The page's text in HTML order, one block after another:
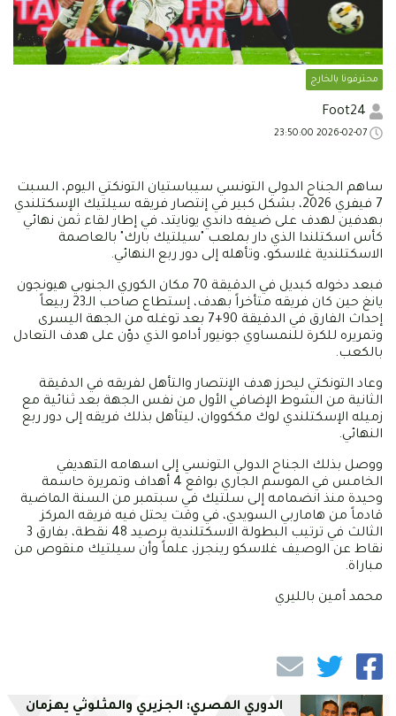
محترفونا بالخارج
ساهم الجناح الدولي التونسي سيباستيان التونكتي اليوم، السبت
7 فيفري 2026، بشكل كبير في إنتصار فريقه سيلتيك الإسكتلندي
بهدفين لهدف على ضيفه داندي يونايتد، في إطار لقاء ثمن نهائي
كأس اسكتلندا الذي دار بملعب "سيلتيك بارك" بالعاصمة
الاسكتلندية غلاسكو، وتأهله إلى دور ربع النهائي.
فبعد دخوله كبديل في الدقيقة 70 مكان الكوري الجنوبي هيونجون
يانغ حين كان فريقه متأخراً بهدف، إستطاع صاحب الـ23 ربيعاً
إحداث الفارق في الدقيقة 90+7 بعد توغله من الجهة اليسرى
وتمريره للكرة للنمساوي جونيور أدامو الذي دوّن على هدف التعادل
بالكعب.
وعاد التونكتي ليحرز هدف الإنتصار والتأهل لفريقه في الدقيقة
الثانية من الشوط الإضافي الأول من نفس الجهة بعد ثنائية مع
زميله الإسكتلندي لوك مككووان، ليتأهل بذلك فريقه إلى دور ربع
النهائي.
ووصل بذلك الجناح الدولي التونسي إلى اسهامه التهديفي
الخامس في الموسم الجاري بواقع 4 أهداف وتمريرة حاسمة
وحيدة منذ انضمامه إلى سلتيك في سبتمبر من السنة الماضية
قادماً من هاماربي السويدي، في وقت يحتل فيه فريقه المركز
الثالث في ترتيب البطولة الاسكتلندية برصيد 48 نقطة، بفارق 3
نقاط عن الوصيف غلاسكو رينجرز، علماً وأن سيلتيك منقوص من
مباراة.
محمد أمين بالليري
الدوري المصري: الجزيري والمثلوثي يهزمان